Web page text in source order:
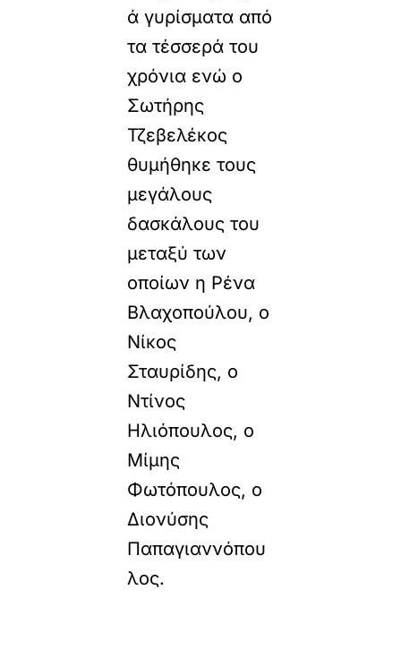
ά γυρίσματα από
τα τέσσερά του
χρόνια ενώ ο
Σωτήρης
Τζεβελέκος
θυμήθηκε τους
μεγάλους
δασκάλους του
μεταξύ των
οποίων η Ρένα
Βλαχοπούλου, ο
Νίκος
Σταυρίδης, ο
Ντίνος
Ηλιόπουλος, ο
Μίμης
Φωτόπουλος, ο
Διονύσης
Παπαγιαννόπου
λος.